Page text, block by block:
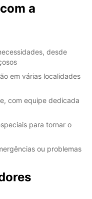
a
desde
em várias localidades
com equipe dedicada
para tornar o
ou problemas